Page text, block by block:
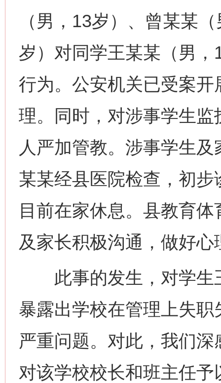
（男，13岁）、曾某某
岁）对同学王某某（男
行为。公安机关已受案
理。同时，对涉事学生
人严加管教。涉事学生
某某经县医院检查，初步
目前在家休息。县教育
及家长积极沟通，做好心
此事的发生，对学生
暴露出学校在管理上失
严重问题。对此，我们
对该学校校长和班主任